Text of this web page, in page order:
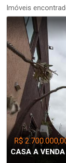
Imóveis
R$
CASA A